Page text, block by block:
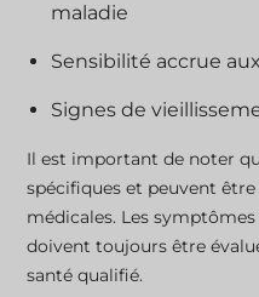
maladie
Sensibilité accrue
Signes de
Il est important de noter
spécifiques et peuvent
médicales. Les
doivent toujours être
santé qualifié.